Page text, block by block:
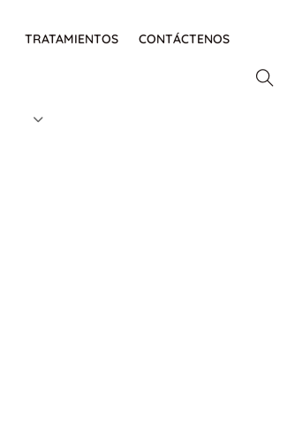
TRATAMIENTOS CONTÁCTENOS